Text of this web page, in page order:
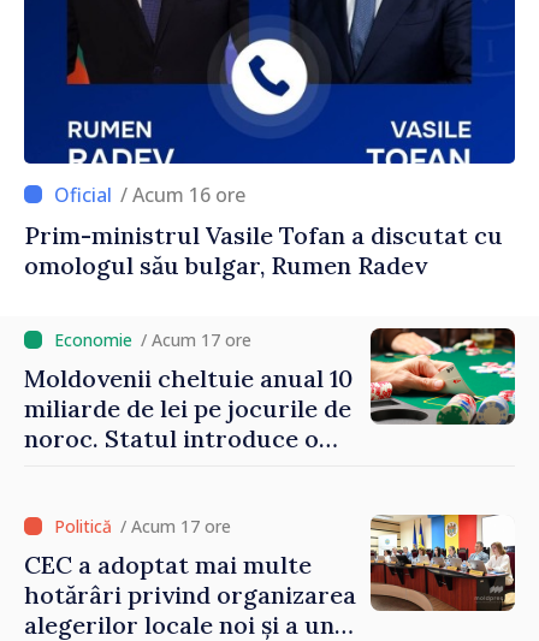
/ Acum 16 ore
Prim-ministrul Vasile Tofan a discutat cu
omologul său bulgar, Rumen Radev
/ Acum 17 ore
Moldovenii cheltuie anual 10
miliarde de lei pe jocurile de
noroc. Statul introduce o
la buget / Acum 17 ore
CEC a adoptat mai multe
hotărâri privind organizarea
alegerilor locale noi și a unui